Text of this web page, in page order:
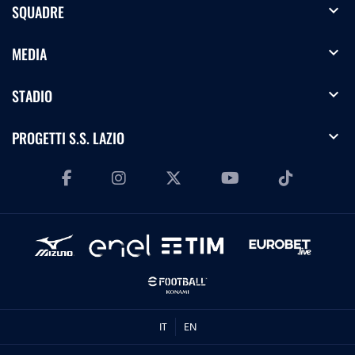
SQUADRE expand_more
MEDIA expand_more
STADIO expand_more
PROGETTI S.S. LAZIO expand_more
IT EN